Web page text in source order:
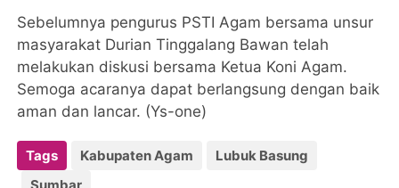
Sebelumnya pengurus PSTI Agam bersama unsur
masyarakat Durian Tinggalang Bawan telah
melakukan diskusi bersama Ketua Koni Agam.
Semoga acaranya dapat berlangsung dengan baik
aman dan lancar. (Ys-one)
Tags Kabupaten Agam
Lubuk Basung